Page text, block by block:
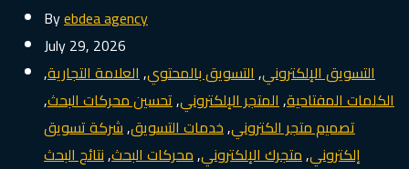
Byebdea agency
July 29, 2026
التسويق الإلكتروني,التسويق بالمحتوي,العلامة التجارية,
الكلمات المفتاحية,المتجر الإلكتروني,تحسين محركات البحث,
تصميم متجر الكتروني,خدمات التسويق,شركة تسويق
إلكتروني,متجرك الإلكتروني,محركات البحث,نتائج البحث